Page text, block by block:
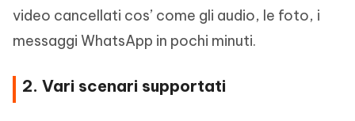
video cancellati cos’ come gli audio, le foto, i
messaggi WhatsApp in pochi minuti.
2. Vari scenari supportati